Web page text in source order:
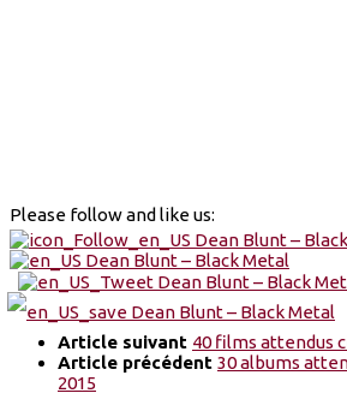
Please follow and like us:
Article suivant 40 films attendus
Article précédent 30 albums
2015